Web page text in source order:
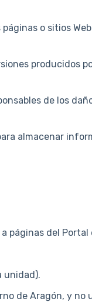
o sitios
producidos
de los
almacenar
páginas del
unidad).
de Aragón, y